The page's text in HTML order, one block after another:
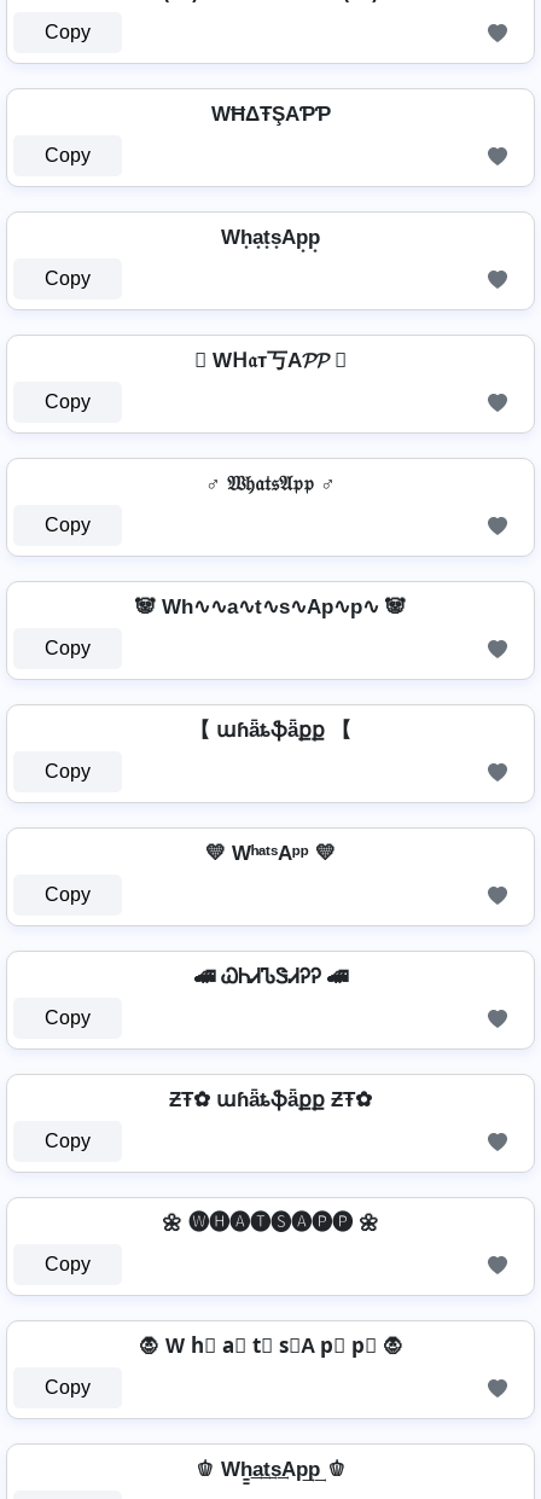
Copy
WĦΔŦŞAƤƤ
Copy
Wh͙a͙t͙s͙Ap͙p͙
Copy
 Wᕼ𝔞т丂A𝓟𝓟 
Copy
♂️ 𝔚𝔥𝔞𝔱𝔰𝔄𝔭𝔭 ♂️
Copy
🐼 Wh∿∿a∿t∿s∿Ap∿p∿ 🐼
Copy
【 աɦǟȶֆǟքք 【
Copy
💛 WʰᵃᵗˢAᵖᵖ 💛
Copy
🚄 ᏇᏂᏗᏖᏕᏗᎮᎮ 🚄
Copy
ƵŦ✿ աɦǟȶֆǟքք ƵŦ✿
Copy
🌼 🅦🅗🅐🅣🅢🅐🅟🅟 🌼
Copy
🧛️ W h⃣ a⃣ t⃣ s⃣A p⃣ p⃣ 🧛️
Copy
🫑 Wh̳͢a͢t͢s͢Ap͢p͢ 🫑